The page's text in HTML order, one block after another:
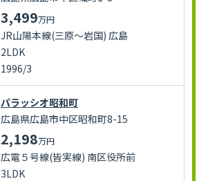
3,499万円
JR山陽本線(三原～岩国) 広島
2LDK
1996/3
パラッシオ昭和町
広島県広島市中区昭和町8-15
2,198万円
広電５号線(皆実線) 南区役所前
3LDK